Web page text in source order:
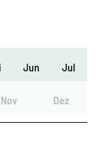
Jun Jul
Nov Dez